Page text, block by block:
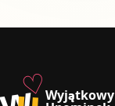
♡Wyjątkowy